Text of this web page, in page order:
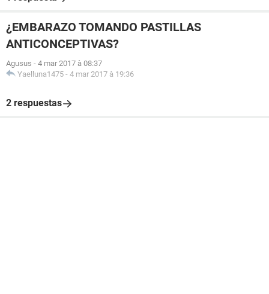
¿EMBARAZO TOMANDO PASTILLAS
ANTICONCEPTIVAS?
Agusus - 4 mar 2017 à 08:37
Yaelluna1475 - 4 mar 2017 à 19:36
2 respuestas